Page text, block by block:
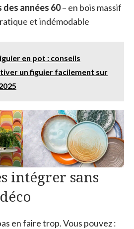
années 60– en bois massif
et indémodable
en pot : conseils
un figuier facilement sur
intégrer sans
en faire trop. Vous pouvez :